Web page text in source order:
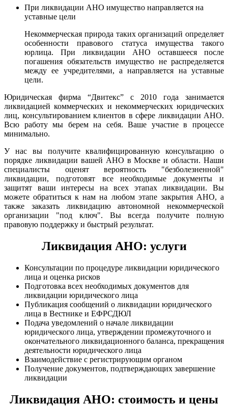
При ликвидации АНО имущество направляется на
уставные цели
Некоммерческая природа таких организаций определяет
особенности правового статуса имущества такого
юрлица. При ликвидации АНО оставшееся после
погашения обязательств имущество не распределяется
между ее учредителями, а направляется на уставные
цели.
Юридическая фирма “Двитекс” с 2010 года занимается
ликвидацией коммерческих и некоммерческих юридических
лиц, консультированием клиентов в сфере ликвидации АНО.
Всю работу мы берем на себя. Ваше участие в процессе
минимально.
У нас вы получите квалифицированную консультацию о
порядке ликвидации вашей АНО в Москве и области. Наши
специалисты оценят вероятность "безболезненной"
ликвидации, подготовят все необходимые документы и
защитят ваши интересы на всех этапах ликвидации. Вы
можете обратиться к нам на любом этапе закрытия АНО, а
также заказать ликвидацию автономной некоммерческой
организации "под ключ". Вы всегда получите полную
правовую поддержку и быстрый результат.
Ликвидация АНО: услуги
Консультации по процедуре ликвидации юридического
лица и оценка рисков
Подготовка всех необходимых документов для
ликвидации юридического лица
Публикация сообщений о ликвидации юридического
лица в Вестнике и ЕФРСДЮЛ
Подача уведомлений о начале ликвидации
юридического лица, утверждении промежуточного и
окончательного ликвидационного баланса, прекращения
деятельности юридического лица
Взаимодействие с регистрирующим органом
Получение документов, подтверждающих завершение
ликвидации
Ликвидация АНО: стоимость и цены